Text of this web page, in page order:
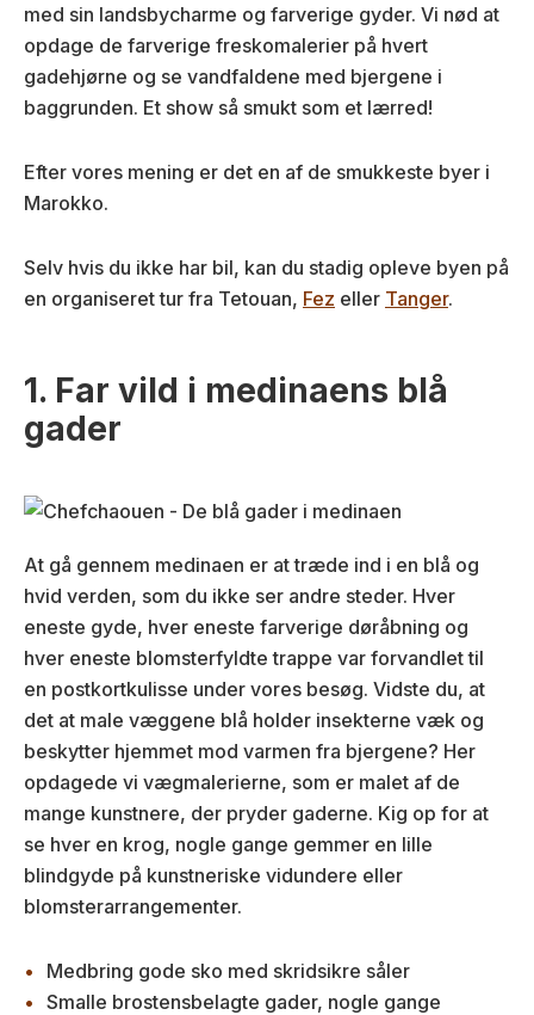
med sin landsbycharme og farverige gyder. Vi nød at
opdage de farverige freskomalerier på hvert
gadehjørne og se vandfaldene med bjergene i
baggrunden. Et show så smukt som et lærred!
Efter vores mening er det en af de smukkeste byer i
Marokko.
Selv hvis du ikke har bil, kan du stadig opleve byen på
en organiseret tur fra Tetouan, Fez eller Tanger.
1. Far vild i medinaens blå
gader
At gå gennem medinaen er at træde ind i en blå og
hvid verden, som du ikke ser andre steder. Hver
eneste gyde, hver eneste farverige døråbning og
hver eneste blomsterfyldte trappe var forvandlet til
en postkortkulisse under vores besøg. Vidste du, at
det at male væggene blå holder insekterne væk og
beskytter hjemmet mod varmen fra bjergene? Her
opdagede vi vægmalerierne, som er malet af de
mange kunstnere, der pryder gaderne. Kig op for at
se hver en krog, nogle gange gemmer en lille
blindgyde på kunstneriske vidundere eller
blomsterarrangementer.
Medbring gode sko med skridsikre såler
Smalle brostensbelagte gader, nogle gange